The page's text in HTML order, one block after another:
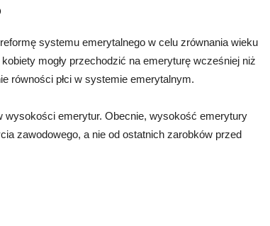
systemu emerytalnego w celu zrównania wieku
mogły przechodzić na emeryturę wcześniej niż
równości płci w systemie emerytalnym.
wysokości emerytur. Obecnie, wysokość emerytury
zawodowego, a nie od ostatnich zarobków przed